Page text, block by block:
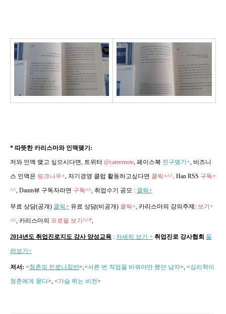
* 따뜻한 카리스마와 인맥맺기:
저와 인맥 맺고 싶으시다면, 트위터 @careernote, 페이스북 친구맺기+, 비즈니
스 인맥은 링크나우+, 자기경영 클럽 활동하고싶다면 클릭+^^, Han RSS 구독+
^^, Daum뷰 구독자라면 구독^^, 취업수기 공모 : 클릭+
무료 상담(공개) 클릭+ 유료 상담(비공개) 클릭+, 카리스마의 강의주제 : 보기+
^^, 카리스마의 프로필 보기^^*,
2014년도 취업진로지도 강사 양성교육 : 자세히 보기 + 취업진로 강사협회 둘
러보기+
저서: <청춘의 진로나침반>,<서른 번 직업을 바꿔야만 했던 남자>, <심리학이
청춘에게 묻다>, <가슴 뛰는 비전>